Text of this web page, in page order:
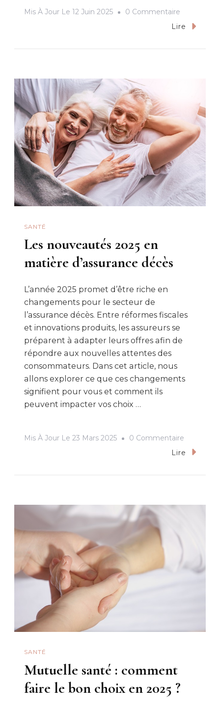
Mis À Jour Le 12 Juin 2025 0 Commentaire
Comment
Lire
SANTÉ
Les nouveautés 2025 en
matière d’assurance décès
L’année 2025 promet d’être riche en
changements pour le secteur de
l’assurance décès. Entre réformes fiscales
et innovations produits, les assureurs se
préparent à adapter leurs offres afin de
répondre aux nouvelles attentes des
consommateurs. Dans cet article, nous
allons explorer ce que ces changements
signifient pour vous et comment ils
peuvent impacter vos choix …
Mis À Jour Le 23 Mars 2025 0 Commentaire
Les
Lire
SANTÉ
Mutuelle santé : comment
faire le bon choix en 2025 ?